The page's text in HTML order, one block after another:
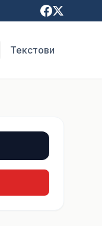
Текстови